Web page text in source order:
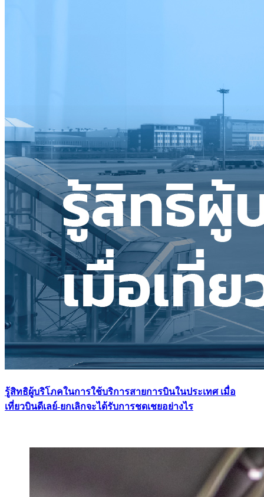
รู้สิทธิผู้บริโภคในการใช้บริการสายการบินในประเทศ เมื่อ
เที่ยวบินดีเลย์-ยกเลิกจะได้รับการชดเชยอย่างไร